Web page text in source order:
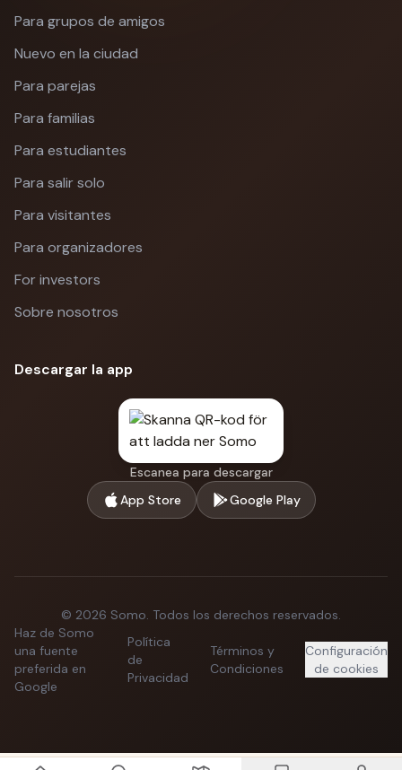
Para grupos de amigos
Nuevo en la ciudad
Para parejas
Para familias
Para estudiantes
Para salir solo
Para visitantes
Para organizadores
For investors
Sobre nosotros
Descargar la app
Escanea para descargar
App Store
Google Play
© 2026 Somo. Todos los derechos reservados.
Haz de Somo
una fuente
preferida en
Google
Política
de
Privacidad
Términos y
Condiciones
Configuración
de cookies